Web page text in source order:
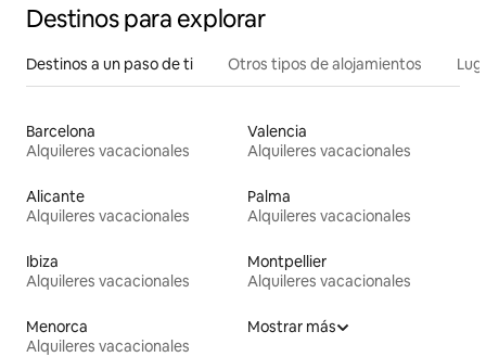
Destinos para explorar
Destinos a un paso de ti Otros tipos de alojamientos
Barcelona
Alquileres vacacionales
Valencia
Alquileres vacacionales
Alicante
Alquileres vacacionales
Palma
Alquileres vacacionales
Ibiza
Alquileres vacacionales
Montpellier
Alquileres vacacionales
Menorca
Alquileres vacacionales
Mostrar más